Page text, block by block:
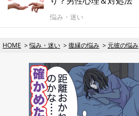
悩み・迷い
HOME 悩み・迷い 復縁の悩み 元彼の悩み